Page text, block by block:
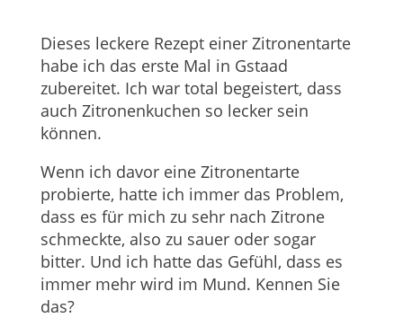
Dieses leckere Rezept einer Zitronentarte
habe ich das erste Mal in Gstaad
zubereitet. Ich war total begeistert, dass
auch Zitronenkuchen so lecker sein
können.
Wenn ich davor eine Zitronentarte
probierte, hatte ich immer das Problem,
dass es für mich zu sehr nach Zitrone
schmeckte, also zu sauer oder sogar
bitter. Und ich hatte das Gefühl, dass es
immer mehr wird im Mund. Kennen Sie
das?